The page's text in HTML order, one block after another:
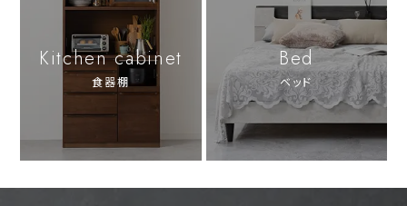
Kitchen cabinet
食器棚
Bed
ベッド